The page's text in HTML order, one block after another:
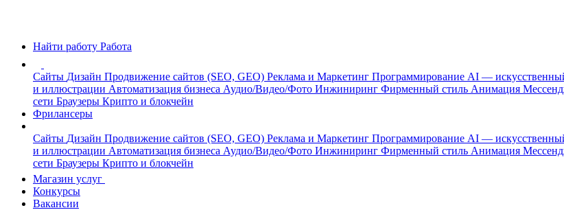
Найти работу Работа
Сайты Дизайн Продвижение сайтов (SEO, GEO) Реклама и Маркетинг Программирование AI —
и иллюстрации Автоматизация бизнеса Аудио/Видео/Фото Инжиниринг Фирменный стиль Анимация
сети Браузеры Крипто и блокчейн
Фрилансеры
Сайты Дизайн Продвижение сайтов (SEO, GEO) Реклама и Маркетинг Программирование AI —
и иллюстрации Автоматизация бизнеса Аудио/Видео/Фото Инжиниринг Фирменный стиль Анимация
сети Браузеры Крипто и блокчейн
Магазин услуг
Конкурсы
Вакансии